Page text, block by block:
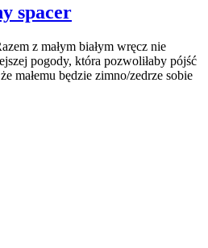
spacer
z małym białym wręcz nie
pogody, która pozwoliłaby pójść
małemu będzie zimno/zedrze sobie